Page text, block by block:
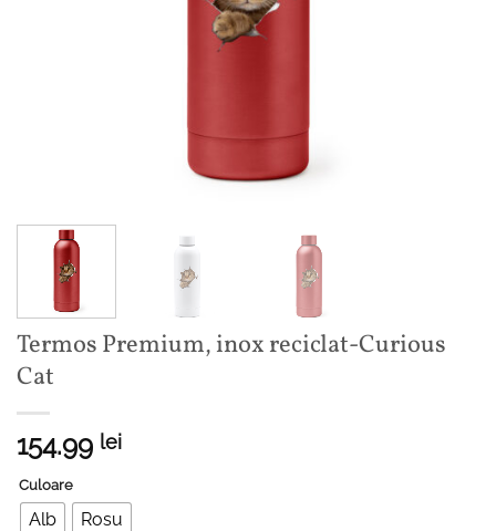
Termos Premium, inox reciclat-Curious
Cat
154.99 lei
Culoare
Alb Rosu